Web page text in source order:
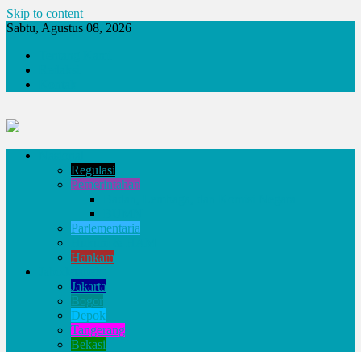
Skip to content
Sabtu, Agustus 08, 2026
Regulasi
Pemerintahan
Parlementaria
Hankam
Jakarta
Bogor
Depok
Tangerang
Bekasi